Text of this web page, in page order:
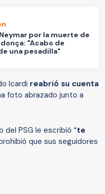
por la muerte de
"Acabo de
una pesadilla"
Icardi reabrió su cuenta
foto abrazado junto a
del PSG le escribió “te
que sus seguidores